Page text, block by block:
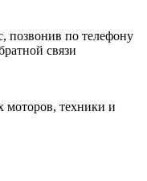
позвонив по телефону
связи
моторов, техники и